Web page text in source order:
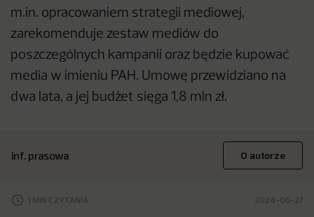
m.in. opracowaniem strategii mediowej,
zarekomenduje zestaw mediów do
poszczególnych kampanii oraz będzie kupować
media w imieniu PAH. Umowę przewidziano na
dwa lata, a jej budżet sięga 1,8 mln zł.
inf. prasowa O autorze
1 MIN CZYTANIA 2024-06-27